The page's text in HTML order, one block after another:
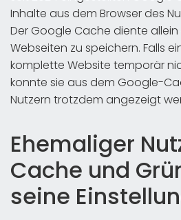
Inhalte aus dem Browser des
Der Google Cache diente
Webseiten zu speichern. Falls
komplette Website temporär
konnte sie aus dem Google-
Nutzern trotzdem angezeigt
Ehemaliger
Cache und
seine